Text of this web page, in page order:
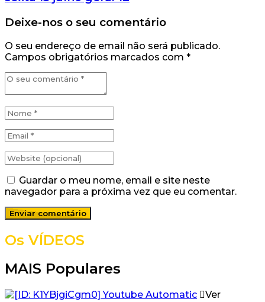
Deixe-nos o seu comentário
O seu endereço de email não será publicado.
Campos obrigatórios marcados com *
Guardar o meu nome, email e site neste
navegador para a próxima vez que eu comentar.
Os VÍDEOS
MAIS Populares
Ver